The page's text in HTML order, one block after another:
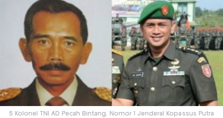
5 Kolonel TNI AD Pecah Bintang, Nomor 1 Jenderal Kopassus Putra